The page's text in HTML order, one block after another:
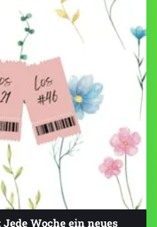
Woche ein neues